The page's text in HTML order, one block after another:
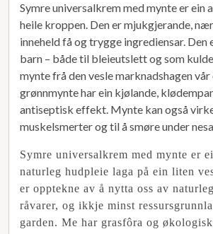
Symre universalkrem med mynte er ein
heile kroppen. Den er mjukgjerande,
inneheld få og trygge ingrediensar.
barn – både til bleieutslett og som
mynte frå den vesle marknadshagen
grønnmynte har ein kjølande,
antiseptisk effekt. Mynte kan også
muskelsmerter og til å smøre under
Symre universalkrem med mynte er
naturleg hudpleie laga på ein liten
er opptekne av å nytta oss av
råvarer, og ikkje minst
garden. Me har grasfôra og